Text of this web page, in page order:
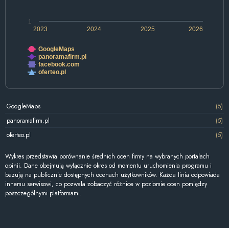
2024 2026
2023 2025
1
GoogleMaps
panoramafirm.pl
facebook.com
oferteo.pl
GoogleMaps
(5)
panoramafirm.pl
(5)
oferteo.pl
(5)
Wykres przedstawia porównanie średnich ocen firmy na wybranych portalach
opinii. Dane obejmują wyłącznie okres od momentu uruchomienia programu i
bazują na publicznie dostępnych ocenach użytkowników. Każda linia odpowiada
innemu serwisowi, co pozwala zobaczyć różnice w poziomie ocen pomiędzy
poszczególnymi platformami.